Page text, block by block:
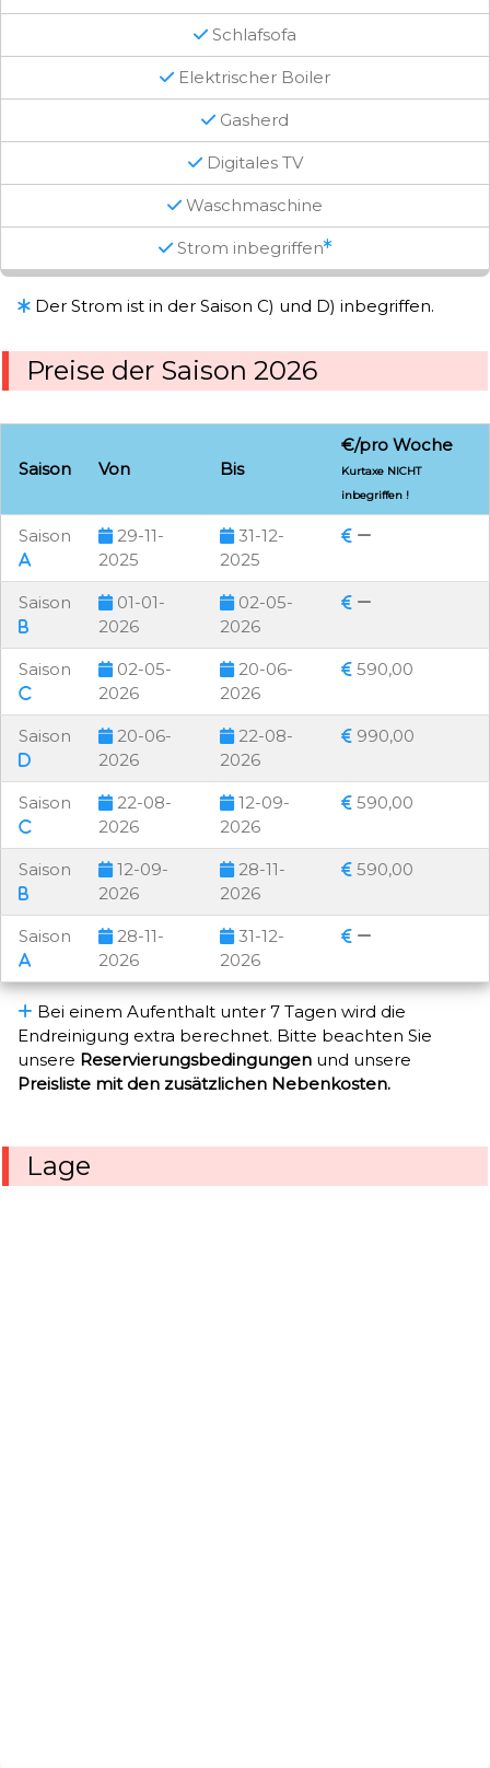
Schlafsofa
Elektrischer Boiler
Gasherd
Digitales TV
Waschmaschine
Strom inbegriffen
Der Strom ist in der Saison C) und D) inbegriffen.
Preise der Saison 2026
Saison Von Bis
€/pro Woche
Kurtaxe NICHT
inbegriffen !
Saison
29-11-
2025
31-12-
2025
Saison
01-01-
2026
02-05-
2026
Saison
02-05-
2026
20-06-
2026
590,00
Saison
20-06-
2026
22-08-
2026
990,00
Saison
22-08-
2026
12-09-
2026
590,00
Saison
12-09-
2026
28-11-
2026
590,00
Saison
28-11-
2026
31-12-
2026
Bei einem Aufenthalt unter 7 Tagen wird die
Endreinigung extra berechnet. Bitte beachten Sie
unsere Reservierungsbedingungen und unsere
Preisliste mit den zusätzlichen Nebenkosten.
Lage